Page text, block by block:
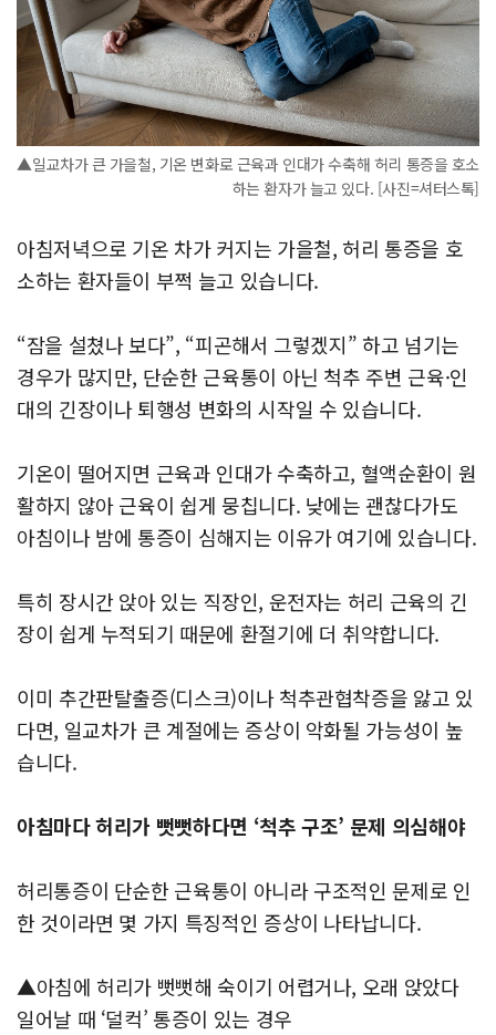
▲일교차가 큰 가을철, 기온 변화로 근육과 인대가 수축해 허리 통증을 호소
하는 환자가 늘고 있다. [사진=셔터스톡]
아침저녁으로 기온 차가 커지는 가을철, 허리 통증을 호
소하는 환자들이 부쩍 늘고 있습니다.
“잠을 설쳤나 보다”, “피곤해서 그렇겠지” 하고 넘기는
경우가 많지만, 단순한 근육통이 아닌 척추 주변 근육·인
대의 긴장이나 퇴행성 변화의 시작일 수 있습니다.
기온이 떨어지면 근육과 인대가 수축하고, 혈액순환이 원
활하지 않아 근육이 쉽게 뭉칩니다. 낮에는 괜찮다가도
아침이나 밤에 통증이 심해지는 이유가 여기에 있습니다.
특히 장시간 앉아 있는 직장인, 운전자는 허리 근육의 긴
장이 쉽게 누적되기 때문에 환절기에 더 취약합니다.
이미 추간판탈출증(디스크)이나 척추관협착증을 앓고 있
다면, 일교차가 큰 계절에는 증상이 악화될 가능성이 높
습니다.
아침마다 허리가 뻣뻣하다면 ‘척추 구조’ 문제 의심해야
허리통증이 단순한 근육통이 아니라 구조적인 문제로 인
한 것이라면 몇 가지 특징적인 증상이 나타납니다.
▲아침에 허리가 뻣뻣해 숙이기 어렵거나, 오래 앉았다
일어날 때 ‘덜컥’ 통증이 있는 경우